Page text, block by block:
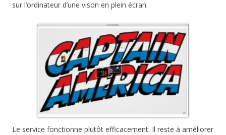
sur l’ordinateur d’une vison en plein écran.
Le service fonctionne plutôt efficacement. Il reste à améliorer